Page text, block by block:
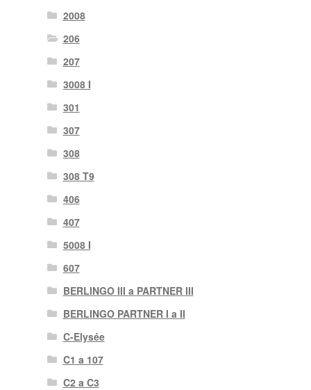
2008
206
207
3008 I
301
307
308
308 T9
406
407
5008 I
607
BERLINGO III a PARTNER III
BERLINGO PARTNER I a II
C-Elysée
C1 a 107
C2 a C3